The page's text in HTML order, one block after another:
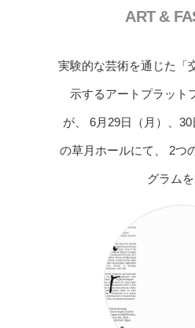
ART &
実験的な芸術を通じた「
示するアートプラット
が、 6月29日（月）、
の草月ホールにて、 2つ
グラム